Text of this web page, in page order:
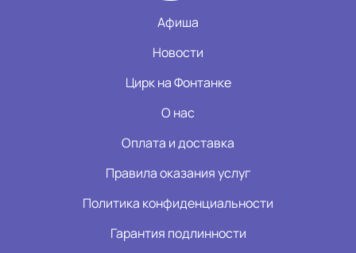
Афиша
Новости
Цирк на Фонтанке
О нас
Оплата и доставка
Правила оказания услуг
Политика конфиденциальности
Гарантия подлинности